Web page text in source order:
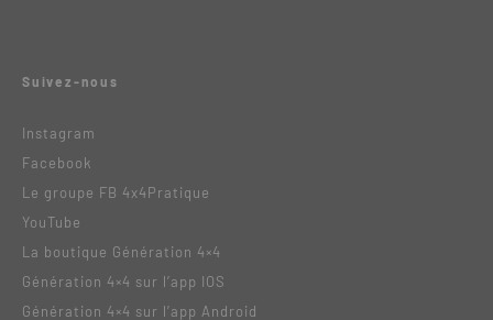
Suivez-nous
Instagram
Facebook
Le groupe FB 4x4Pratique
YouTube
La boutique Génération 4×4
Génération 4×4 sur l’app IOS
Génération 4×4 sur l’app Android